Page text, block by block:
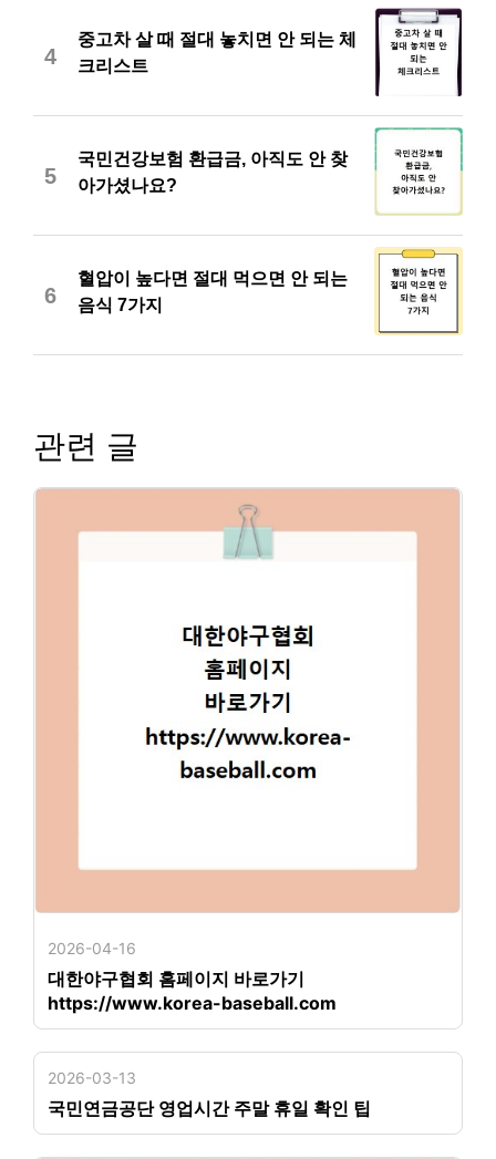
4
중고차 살 때 절대 놓치면 안 되는 체
크리스트
5
국민건강보험 환급금, 아직도 안 찾
아가셨나요?
6
혈압이 높다면 절대 먹으면 안 되는
음식 7가지
관련 글
2026-04-16
대한야구협회 홈페이지 바로가기
https://www.korea-baseball.com
2026-03-13
국민연금공단 영업시간 주말 휴일 확인 팁